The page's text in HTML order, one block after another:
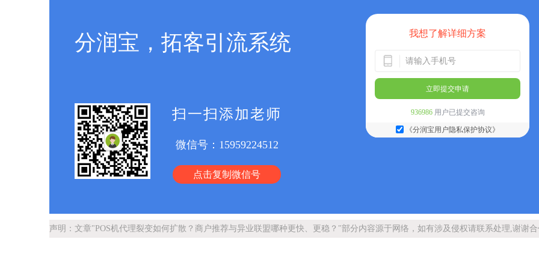
分润宝，拓客引流系统
扫一扫添加老师
微信号： 15959224512
点击复制微信号
我想了解详细方案
立即提交申请
936986用户已提交咨询
《分润宝用户隐私保护协议》
声明：文章"POS机代理裂变如何扩散？商户推荐与异业联盟哪种更快、更稳？"部分内容源于网络，如有涉及侵权请联系处理,谢谢